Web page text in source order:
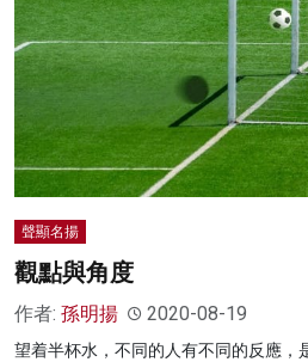
聲顯名揚
觀點與角度
作者: 孫明揚 2020-08-19
望着半杯水，不同的人有不同的反應，